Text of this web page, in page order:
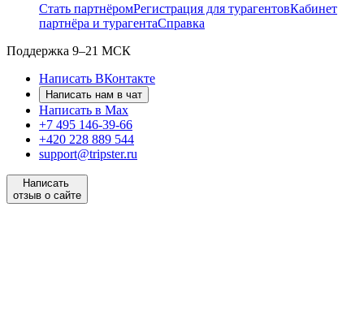
Стать партнёромРегистрация для турагентовКабинет
партнёра и турагентаСправка
Поддержка 9–21 МСК
Написать ВКонтакте
Написать нам в чат
Написать в Max
+7 495 146-39-66
+420 228 889 544
support@tripster.ru
Написать
отзыв о сайте